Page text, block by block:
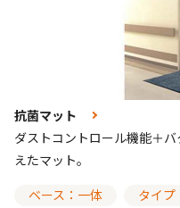
抗菌マット
ダストコントロール機能＋
えたマット。
ベース：一体
タイプ